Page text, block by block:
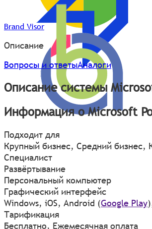
Brand Visor
Описание
Вопросы и ответыАналоги
Описание системы
Информация о Microsoft
Подходит для
Крупный бизнес, Средний
Специалист
Развёртывание
Персональный компьютер
Графический интерфейс
Windows, iOS, Android (Google Play)
Тарификация
Бесплатно, Ежемесячная оплата